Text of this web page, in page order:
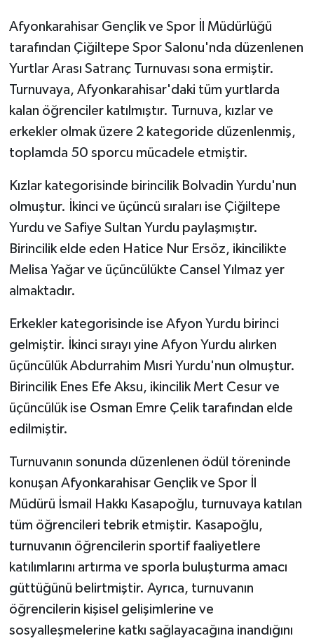
Afyonkarahisar Gençlik ve Spor İl Müdürlüğü
tarafından Çiğiltepe Spor Salonu'nda düzenlenen
Yurtlar Arası Satranç Turnuvası sona ermiştir.
Turnuvaya, Afyonkarahisar'daki tüm yurtlarda
kalan öğrenciler katılmıştır. Turnuva, kızlar ve
erkekler olmak üzere 2 kategoride düzenlenmiş,
toplamda 50 sporcu mücadele etmiştir.
Kızlar kategorisinde birincilik Bolvadin Yurdu'nun
olmuştur. İkinci ve üçüncü sıraları ise Çiğiltepe
Yurdu ve Safiye Sultan Yurdu paylaşmıştır.
Birincilik elde eden Hatice Nur Ersöz, ikincilikte
Melisa Yağar ve üçüncülükte Cansel Yılmaz yer
almaktadır.
Erkekler kategorisinde ise Afyon Yurdu birinci
gelmiştir. İkinci sırayı yine Afyon Yurdu alırken
üçüncülük Abdurrahim Mısri Yurdu'nun olmuştur.
Birincilik Enes Efe Aksu, ikincilik Mert Cesur ve
üçüncülük ise Osman Emre Çelik tarafından elde
edilmiştir.
Turnuvanın sonunda düzenlenen ödül töreninde
konuşan Afyonkarahisar Gençlik ve Spor İl
Müdürü İsmail Hakkı Kasapoğlu, turnuvaya katılan
tüm öğrencileri tebrik etmiştir. Kasapoğlu,
turnuvanın öğrencilerin sportif faaliyetlere
katılımlarını artırma ve sporla buluşturma amacı
güttüğünü belirtmiştir. Ayrıca, turnuvanın
öğrencilerin kişisel gelişimlerine ve
sosyalleşmelerine katkı sağlayacağına inandığını